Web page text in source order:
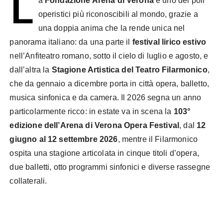
L
operistici più riconoscibili al mondo, grazie a
una doppia anima che la rende unica nel
panorama italiano: da una parte il festival lirico estivo
nell’Anfiteatro romano, sotto il cielo di luglio e agosto, e
dall’altra la Stagione Artistica del Teatro Filarmonico,
che da gennaio a dicembre porta in città opera, balletto,
musica sinfonica e da camera. Il 2026 segna un anno
particolarmente ricco: in estate va in scena la 103°
edizione dell’Arena di Verona Opera Festival , dal 12
giugno al 12 settembre 2026, mentre il Filarmonico
ospita una stagione articolata in cinque titoli d’opera,
due balletti, otto programmi sinfonici e diverse rassegne
collaterali.